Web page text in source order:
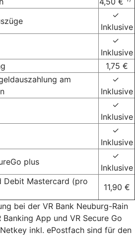
✓
Inklusive
✓
Inklusive
1,75 €
am
✓
Inklusive
✓
Inklusive
✓
Inklusive
plus
✓
Inklusive
Debit Mastercard (pro
11,90 €
bei der VR Bank Neuburg-Rain
App und VR Secure Go
inkl. ePostfach sind für den